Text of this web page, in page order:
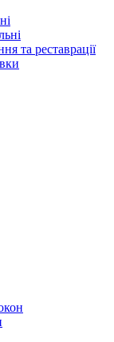
та реставрації